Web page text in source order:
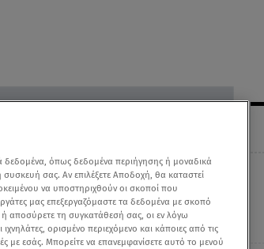
όπως δεδομένα περιήγησης ή μοναδικά
σας. Αν επιλέξετε Αποδοχή, θα καταστεί
να υποστηριχθούν οι σκοποί που
μας επεξεργαζόμαστε τα δεδομένα με σκοπό
αποσύρετε τη συγκατάθεσή σας, οι εν λόγω
ορισμένο περιεχόμενο και κάποιες από τις
με εσάς. Μπορείτε να επανεμφανίσετε αυτό το μενού